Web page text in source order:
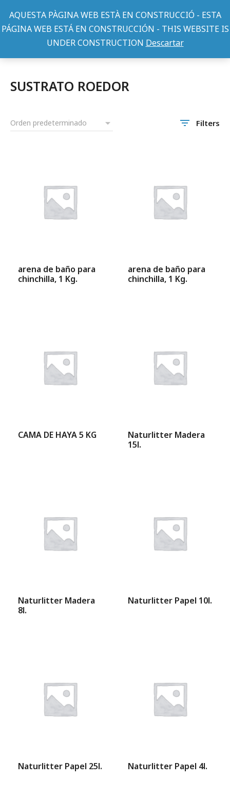
AQUESTA PÀGINA WEB ESTÀ EN CONSTRUCCIÓ - ESTA
PÁGINA WEB ESTÁ EN CONSTRUCCIÓN - THIS WEBSITE IS
UNDER CONSTRUCTION Descartar
SUSTRATO ROEDOR
Filters
arena de baño para
chinchilla, 1 Kg.
arena de baño para
chinchilla, 1 Kg.
CAMA DE HAYA 5 KG
Naturlitter Madera
15l.
Naturlitter Madera
8l.
Naturlitter Papel 10l.
Naturlitter Papel 25l. Naturlitter Papel 4l.